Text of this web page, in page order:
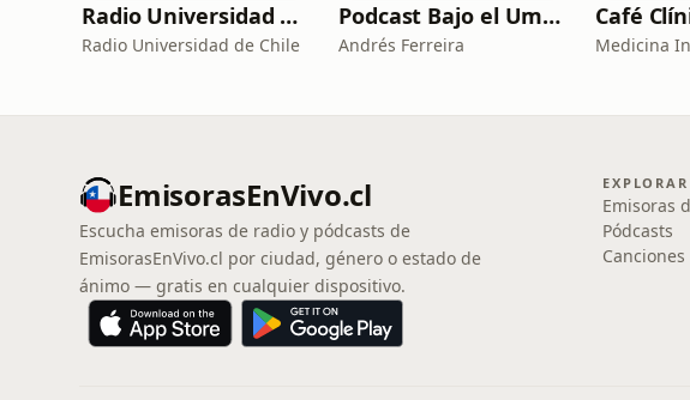
Radio Universidad de Chile
Radio Universidad de Chile
Podcast Bajo el Umbral
Andrés Ferreira
Café
Medicina
EmisorasEnVivo.cl
Escucha emisoras de radio y pódcasts de
EmisorasEnVivo.cl por ciudad, género o estado de
ánimo — gratis en cualquier dispositivo.
EXPLORAR
Emisoras
Pódcasts